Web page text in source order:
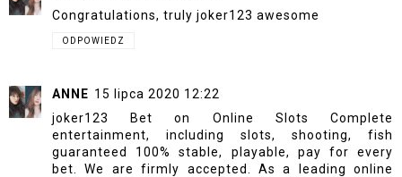
Congratulations, truly joker123 awesome
ODPOWIEDZ
ANNE 15 lipca 2020 12:22
joker123
Bet on Online Slots Complete
entertainment, including slots, shooting, fish
guaranteed 100% stable, playable, pay for every
bet. We are firmly accepted. As a leading online